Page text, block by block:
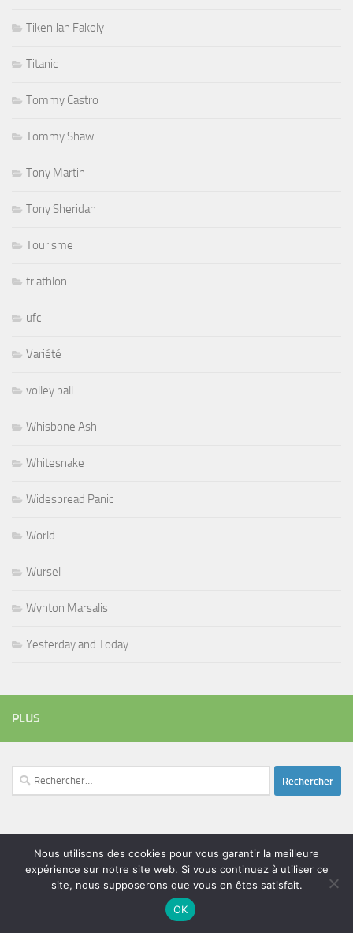
Tiken Jah Fakoly
Titanic
Tommy Castro
Tommy Shaw
Tony Martin
Tony Sheridan
Tourisme
triathlon
ufc
Variété
volley ball
Whisbone Ash
Whitesnake
Widespread Panic
World
Wursel
Wynton Marsalis
Yesterday and Today
PLUS
Rechercher :
adam bomb amar sundy batteur beatles blues blues rock
chanteur coltrane duc des lombards
festival glenn hughes
Nous utilisons des cookies pour vous garantir la meilleure
expérience sur notre site web. Si vous continuez à utiliser ce
site, nous supposerons que vous en êtes satisfait.
OK